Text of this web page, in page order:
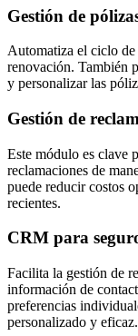
Gestión de
Automatiza el ciclo de
renovación. También
y personalizar las
Gestión de
Este módulo es clave
reclamaciones de
puede reducir costos
recientes.
CRM para
Facilita la gestión de
información de
preferencias
personalizado y eficaz.